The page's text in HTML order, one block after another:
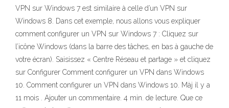
VPN sur Windows 7 est similaire à celle d’un VPN sur
Windows 8. Dans cet exemple, nous allons vous expliquer
comment configurer un VPN sur Windows 7 : Cliquez sur
l’icône Windows (dans la barre des tâches, en bas à gauche de
votre écran). Saisissez « Centre Réseau et partage » et cliquez
sur Configurer Comment configurer un VPN dans Windows
10. Comment configurer un VPN dans Windows 10. Màj il y a
11 mois . Ajouter un commentaire. 4 min. de lecture. Que ce